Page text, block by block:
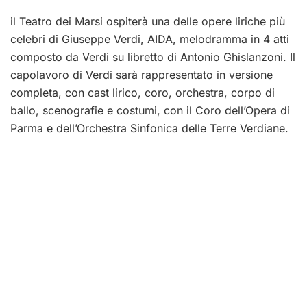
il Teatro dei Marsi ospiterà una delle opere liriche più
celebri di Giuseppe Verdi, AIDA, melodramma in 4 atti
composto da Verdi su libretto di Antonio Ghislanzoni. Il
capolavoro di Verdi sarà rappresentato in versione
completa, con cast lirico, coro, orchestra, corpo di
ballo, scenografie e costumi, con il Coro dell’Opera di
Parma e dell’Orchestra Sinfonica delle Terre Verdiane.